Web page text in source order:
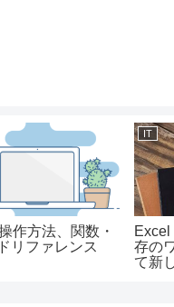
作方法、関数・
リファレンス
IT
存の
て新